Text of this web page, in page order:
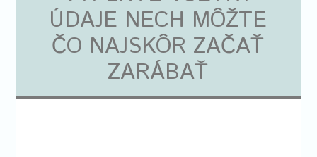
ÚDAJE NECH MÔŽTE
ČO NAJSKÔR ZAČAŤ
ZARÁBAŤ